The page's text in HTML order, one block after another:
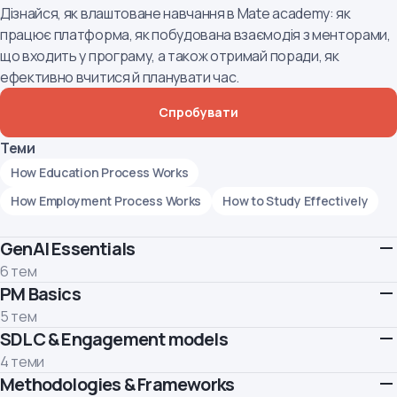
Дізнайся, як влаштоване навчання в Mate academy: як
працює платформа, як побудована взаємодія з менторами,
що входить у програму, а також отримай поради, як
ефективно вчитися й планувати час.
Спробувати
Теми
How Education Process Works
How Employment Process Works
How to Study Effectively
GenAI Essentials
6 тем
Навчися використовувати GenAI ефективно та
відповідально.
Теми
How GenAI Works
Responsible Use
GenAI for Learning
PM Basics
5 тем
Познайомся з ІТ-ринком, типами компаній і роллю Project
Manager. Дізнайся, як працює ІТ-команда, які навички
потрібні ПМу та як виглядає його кар’єрний шлях.
SDLC & Engagement models
4 теми
Розберися з життєвим циклом продукту й проєкту, дізнайся,
Methodologies & Frameworks